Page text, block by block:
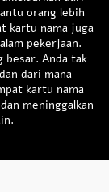
orang lebih
kartu nama juga
pekerjaan.
besar. Anda tak
dari mana
kartu nama
meninggalkan